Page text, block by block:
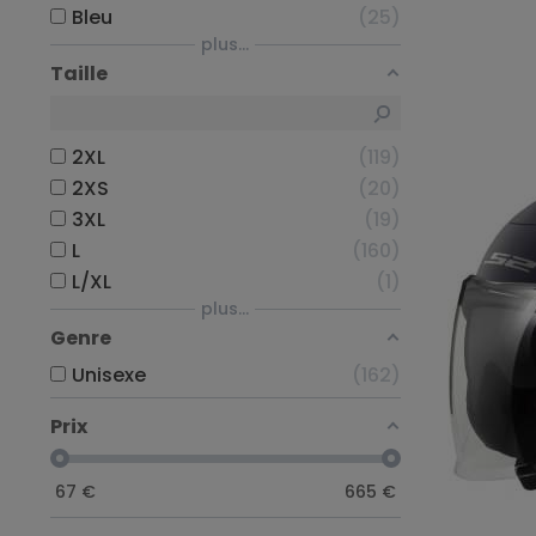
Bleu 25
plus...
Taille
2XL
119
2XS
20
3XL
19
L
160
L/XL
1
plus...
Genre
Unisexe
162
Prix
67 € 665 €